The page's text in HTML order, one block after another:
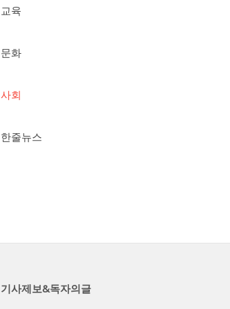
교육
문화
사회
한줄뉴스
기사제보&독자의글